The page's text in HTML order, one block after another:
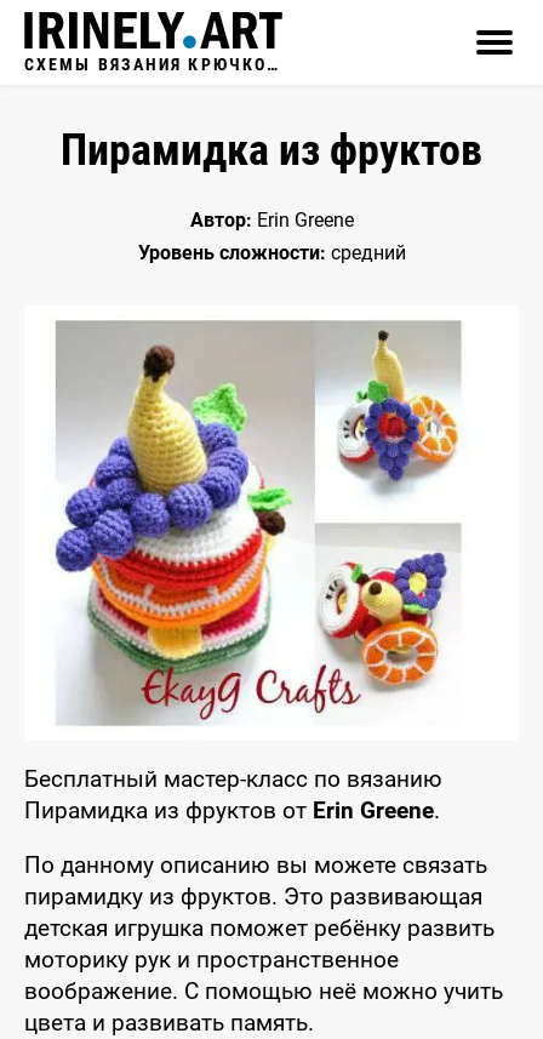
СХЕМЫ ВЯЗАНИЯ КРЮЧКОМ
Пирамидка из фруктов
Автор: Erin Greene
Уровень сложности: средний
Бесплатный мастер-класс по вязанию
Пирамидка из фруктов от Erin Greene.
По данному описанию вы можете связать
пирамидку из фруктов. Это развивающая
детская игрушка поможет ребёнку развить
моторику рук и пространственное
воображение. С помощью неё можно учить
цвета и развивать память.